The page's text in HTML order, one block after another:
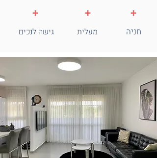
+
גישה לנכים
+
מעלית חניה
+